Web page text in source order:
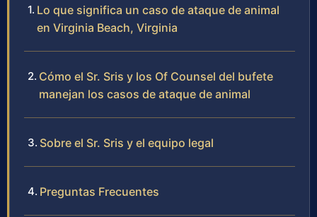
Lo que significa un caso de ataque de animal
en Virginia Beach, Virginia
Cómo el Sr. Sris y los Of Counsel del bufete
manejan los casos de ataque de animal
Sobre el Sr. Sris y el equipo legal
Preguntas Frecuentes